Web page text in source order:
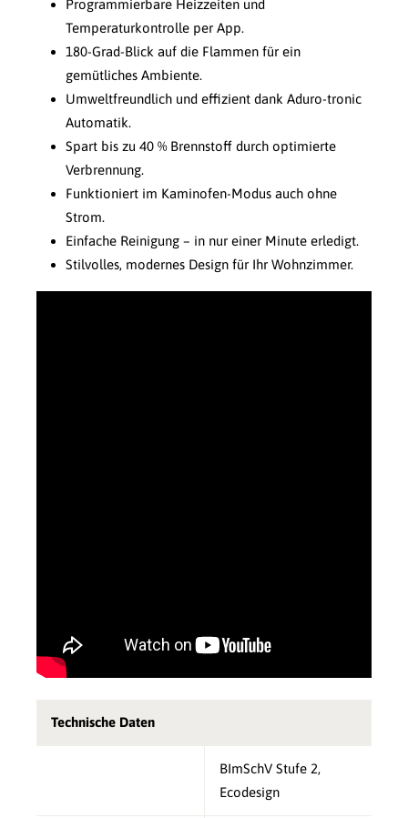
Programmierbare Heizzeiten und
Temperaturkontrolle per App.
180-Grad-Blick auf die Flammen für ein
gemütliches Ambiente.
Umweltfreundlich und effizient dank Aduro-tronic
Automatik.
Spart bis zu 40 % Brennstoff durch optimierte
Verbrennung.
Funktioniert im Kaminofen-Modus auch ohne
Strom.
Einfache Reinigung – in nur einer Minute erledigt.
Stilvolles, modernes Design für Ihr Wohnzimmer.
Technische Daten
BImSchV Stufe 2,
Ecodesign